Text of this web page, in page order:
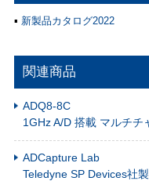
▪ 新製品カタログ2022
関連商品
ADQ8-8C
1GHz A/D 搭載 マルチチ
ADCapture Lab
Teledyne SP Devices社